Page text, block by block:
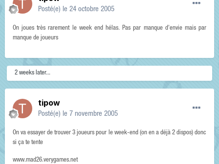
Posté(e) le 24 octobre 2005
On joues très rarement le week end hélas. Pas par manque d'envie mais par
manque de joueurs
2 weeks later...
tipow
Posté(e) le 7 novembre 2005
On va essayer de trouver 3 joueurs pour le week-end (on en a déjà 2 dispos) donc
si ça te tente
www.mad26.verygames.net